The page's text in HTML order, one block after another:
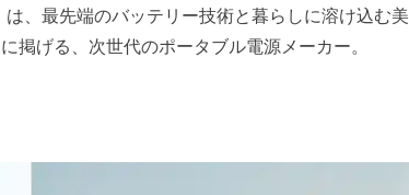
は、最先端のバッテリー技術と暮らしに溶け込む美
掲げる、次世代のポータブル電源メーカー。